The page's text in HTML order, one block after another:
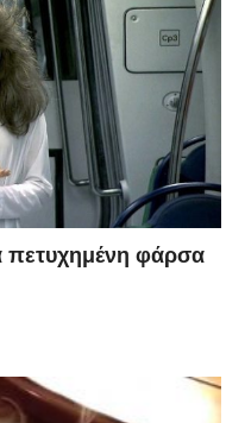
πετυχημένη φάρσα